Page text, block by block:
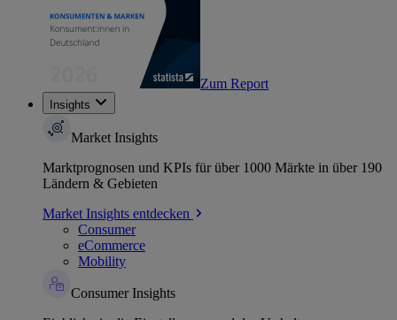
Zum Report
Insights
Market Insights
Marktprognosen und KPIs für über 1000 Märkte in über 190
Ländern & Gebieten
Market Insights entdecken
Consumer
eCommerce
Mobility
Consumer Insights